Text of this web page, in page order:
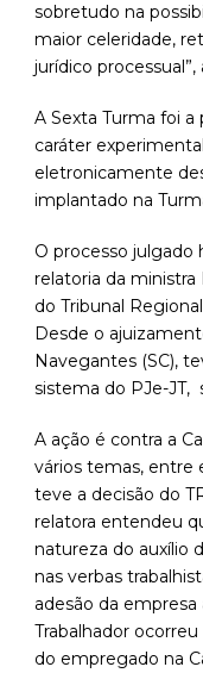
sobretudo na
maior celeridade,
jurídico
A Sexta Turma foi a
caráter
eletronicamente
implantado na
O processo julgado
relatoria da ministra
do Tribunal
Desde o
Navegantes (SC),
sistema do PJe-JT,
A ação é contra a
vários temas, entre
teve a decisão do
relatora entendeu
natureza do auxílio
nas verbas
adesão da
Trabalhador
do empregado na